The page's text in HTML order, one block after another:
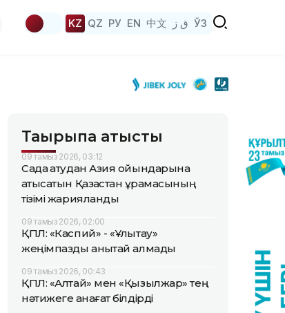
KZ QZ РУ EN 中文 ق ز ЎЗ
Тақырыпқа қатысты
09 тамыз 2026, 03:12
Садақ атудан Азия ойындарына
қатысатын Қазақстан құрамасының
тізімі жарияланды
09 тамыз 2026, 02:00
ҚПЛ: «Каспий» - «Ұлытау»
жеңімпазды анықтай алмады
09 тамыз 2026, 00:43
ҚПЛ: «Алтай» мен «Қызылжар» тең
нәтижеге қанағат білдірді